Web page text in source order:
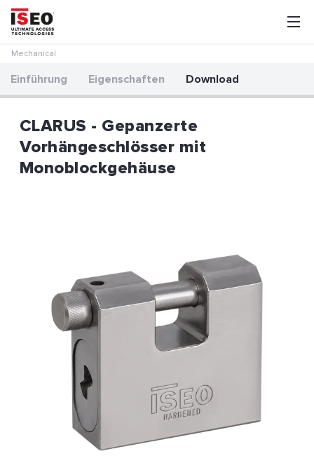
Mechanical
Einführung Eigenschaften Download
CLARUS - Gepanzerte
Vorhängeschlösser mit
Monoblockgehäuse